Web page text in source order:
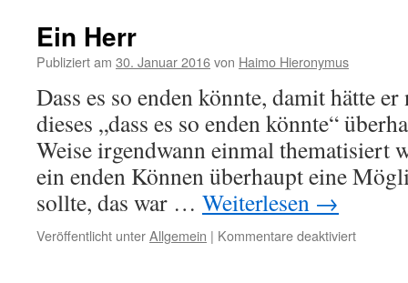
Ein Herr
Publiziert am 30. Januar 2016von Haimo Hieronymus
Dass es so enden könnte, damit hätte
dieses „dass es so enden könnte“
Weise irgendwann einmal thematisiert
ein enden Können überhaupt eine
sollte, das war … Weiterlesen →
Veröffentlicht unterAllgemein | Kommentare deaktiviertfür